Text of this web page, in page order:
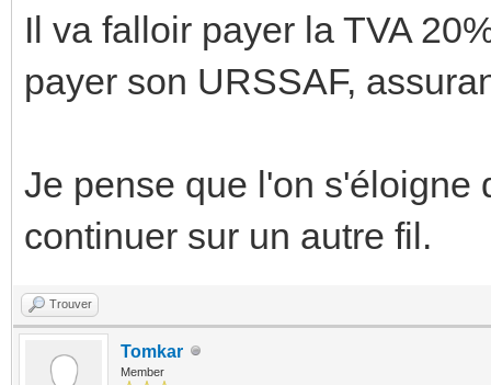
Il va falloir payer la TVA
payer son URSSAF,
Je pense que l'on s'éloigne
continuer sur un autre fil.
Trouver
Tomkar
Member